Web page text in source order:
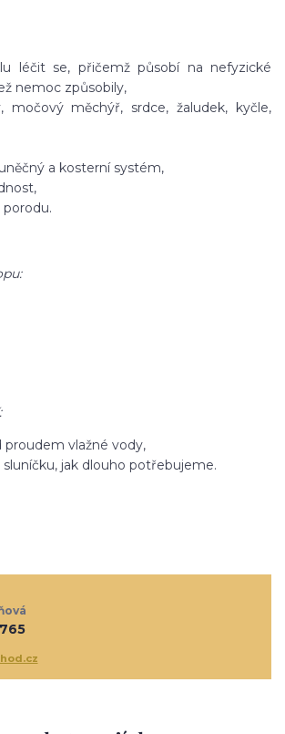
léčit se, přičemž působí na nefyzické
nemoc způsobily,
močový měchýř, srdce, žaludek, kyčle,
a kosterní systém,
vlažné vody,
sluníčku, jak dlouho potřebujeme.